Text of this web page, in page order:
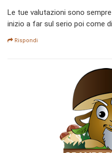
Le tue valutazioni sono
inizio a far sul serio poi come
Rispondi